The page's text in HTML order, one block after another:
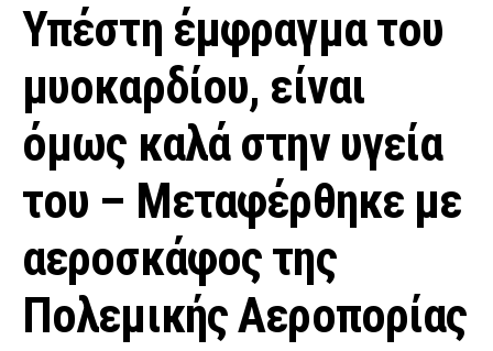
Υπέστη έμφραγμα του
μυοκαρδίου, είναι
όμως καλά στην υγεία
του – Μεταφέρθηκε με
αεροσκάφος της
Πολεμικής Αεροπορίας